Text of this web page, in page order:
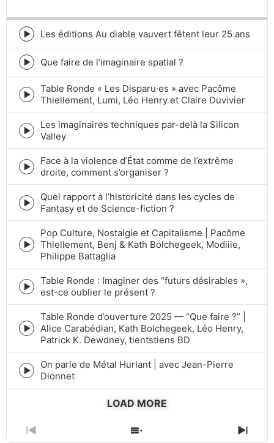
Episode
play
icon
Les éditions Au diable vauvert fêtent leur 25 ans
Episode
play
icon
Que faire de l’imaginaire spatial ?
Episode
play
icon
Table Ronde « Les Disparu·es » avec Pacôme
Thiellement, Lumi, Léo Henry et Claire Duvivier
Episode
play
icon
Les imaginaires techniques par-delà la Silicon
Valley
Episode
play
icon
Face à la violence d’État comme de l’extrême
droite, comment s’organiser ?
Episode
play
icon
Quel rapport à l’historicité dans les cycles de
Fantasy et de Science-fiction ?
Episode
play
Pop Culture, Nostalgie et Capitalisme | Pacôme
Thiellement, Benj & Kath Bolchegeek, Modiiie,
Philippe Battaglia
Episode
play
icon
Table Ronde : Imaginer des “futurs désirables »,
est-ce oublier le présent ?
Episode
play
Table Ronde d’ouverture 2025 — “Que faire ?” |
Alice Carabédian, Kath Bolchegeek, Léo Henry,
Patrick K. Dewdney, tientstiens BD
Episode
play
On parle de Métal Hurlant | avec Jean-Pierre
Dionnet
LOAD MORE
PREVIOUS
SHOW
NEXT